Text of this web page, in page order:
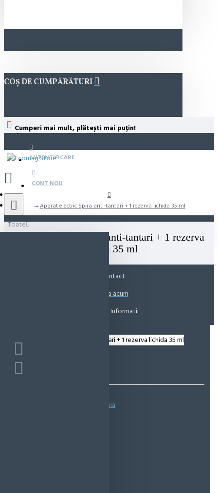
COȘ DE CUMPĂRĂTURI
Cumperi mai mult, plătești mai puțin!
AUTENTIFICARE
CONT NOU
Toate
Aparat electric Spira anti-tantari + 1 rezerva lichida 35 ml
Aparat electric Spira anti-tantari + 1 rezerva
lichida 35 ml
Contact
Suna acum
Solicita Informatii
Spune-ţi opinia